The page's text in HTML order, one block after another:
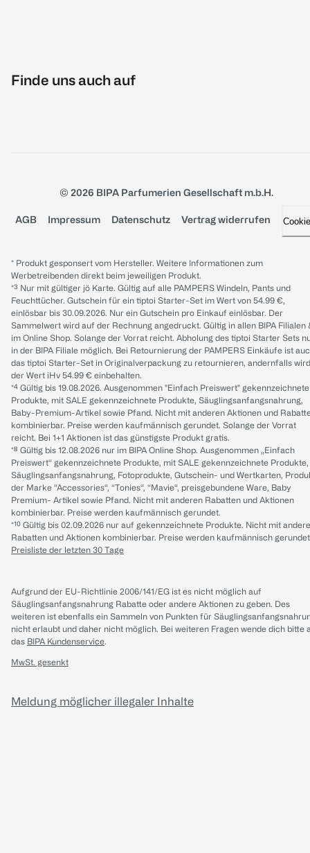
Finde uns auch auf
© 2026 BIPA Parfumerien Gesellschaft m.b.H.
AGB Impressum Datenschutz Vertrag widerrufen
* Produkt gesponsert vom Hersteller. Weitere Informationen zum
Werbetreibenden direkt beim jeweiligen Produkt.
*³ Nur mit gültiger jö Karte. Gültig auf alle PAMPERS Windeln, Pants und
Feuchttücher. Gutschein für ein tiptoi Starter-Set im Wert von 54.99 €,
einlösbar bis 30.09.2026. Nur ein Gutschein pro Einkauf einlösbar. Der
Sammelwert wird auf der Rechnung angedruckt. Gültig in allen BIPA Filialen
im Online Shop. Solange der Vorrat reicht. Abholung des tiptoi Starter Sets
in der BIPA Filiale möglich. Bei Retournierung der PAMPERS Einkäufe ist
das tiptoi Starter-Set in Originalverpackung zu retournieren, andernfalls wird
der Wert iHv 54.99 € einbehalten.
*⁴ Gültig bis 19.08.2026. Ausgenommen "Einfach Preiswert" gekennzeichnete
Produkte, mit SALE gekennzeichnete Produkte, Säuglingsanfangsnahrung,
Baby-Premium-Artikel sowie Pfand. Nicht mit anderen Aktionen und
kombinierbar. Preise werden kaufmännisch gerundet. Solange der Vorrat
reicht. Bei 1+1 Aktionen ist das günstigste Produkt gratis.
*⁸ Gültig bis 12.08.2026 nur im BIPA Online Shop. Ausgenommen „Einfach
Preiswert“ gekennzeichnete Produkte, mit SALE gekennzeichnete Produkte,
Säuglingsanfangsnahrung, Fotoprodukte, Gutschein- und Wertkarten,
der Marke “Accessories“, “Tonies“, “Mavie“, preisgebundene Ware, Baby
Premium- Artikel sowie Pfand. Nicht mit anderen Rabatten und Aktionen
kombinierbar. Preise werden kaufmännisch gerundet.
*¹⁰ Gültig bis 02.09.2026 nur auf gekennzeichnete Produkte. Nicht mit
Rabatten und Aktionen kombinierbar. Preise werden kaufmännisch
Preisliste der letzten 30 Tage
Aufgrund der EU-Richtlinie 2006/141/EG ist es nicht möglich auf
Säuglingsanfangsnahrung Rabatte oder andere Aktionen zu geben. Des
weiteren ist ebenfalls ein Sammeln von Punkten für
nicht erlaubt und daher nicht möglich. Bei weiteren Fragen wende dich bitte
das BIPA Kundenservice.
MwSt. gesenkt
Meldung möglicher illegaler Inhalte